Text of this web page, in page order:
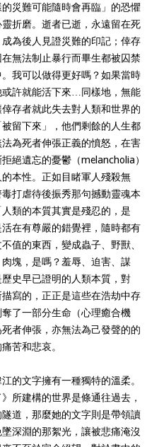
災難可能隨時會再臨」的恐懼
折磨。逝者已逝，永遠留在死
為後人見證災難的印記；倖存
無法制止暴行而畢生都被囚禁
我可以做得更好嗎？如果當時
或許就能活下來…同樣地，無能
存者就此失去對人類和世界的
留下來」，他們剩餘的人生都
為死者伸張正義的憤怒，在害
絕遺忘的憂鬱（melancholia）
本性。正如目睹軍人殘殺無
打虐待後振秀那句撼動靈魂本
類的本質其實是殘忍的，是
在有尊嚴的錯覺裡，隨時都有
值的東西，變成蟲子、野獸、
塊，是嗎？羞辱、迫害、謀
史早已證明的人類本質，對
寫的，正正是這些在浩劫中存
了一部分生命（心理癒合機
者伸張，亦無法為己發聲的的
苦和悲哀。
的文字擁有一種獨特的溫柔。
所建構的世界是條通往過去，
道，那麼她的文字則是帶領讀
深淵的那絮光，讓被悲痛淹沒